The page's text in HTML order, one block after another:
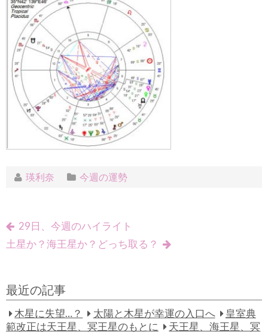
瑛利奈 今週の運勢
29日、今週のハイライト
土星か？海王星か？どっち取る？
最近の記事
木星に失望…？ 太陽と木星が幸運の入口へ
皇室典
範改正は天王星、冥王星のもとに
天王星、海王星、冥